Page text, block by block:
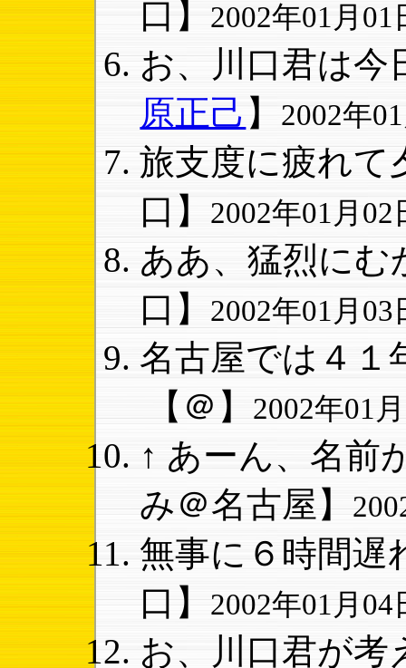
口】 2002年01月01
お、川口君は今
原正己 】 2002年
旅支度に疲れて
口】
2002年01月02
ああ、猛烈にむ
口】
2002年01月03
名古屋では４１
【＠】
2002年01
↑ あーん、名前
み＠名古屋】
無事に６時間遅
口】
2002年01月04
お、川口君が考